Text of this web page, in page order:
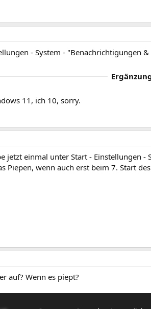
- System - "Benachrichtigungen
11, ich 10, sorry.
jetzt einmal unter Start - Einstellungen -
Piepen, wenn auch erst beim 7. Start
auf? Wenn es piept?